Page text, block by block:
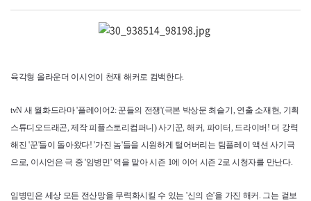
육각형 올라운더 이시언이 천재 해커로 컴백한다.
tvN 새 월화드라마 '플레이어2: 꾼들의 전쟁'(극본 박상문 최슬기, 연출 소재현, 기획
스튜디오드래곤, 제작 피플스토리컴퍼니) 사기꾼, 해커, 파이터, 드라이버! 더 강력
해진 '꾼'들이 돌아왔다! '가진 놈'들을 시원하게 털어버리는 팀플레이 액션 사기극
으로, 이시언은 극 중 '임병민' 역을 맡아 시즌 1에 이어 시즌 2로 시청자를 만난다.
임병민은 세상 모든 전산망을 무력화시킬 수 있는 '신의 손'을 가진 해커. 그는 겉보